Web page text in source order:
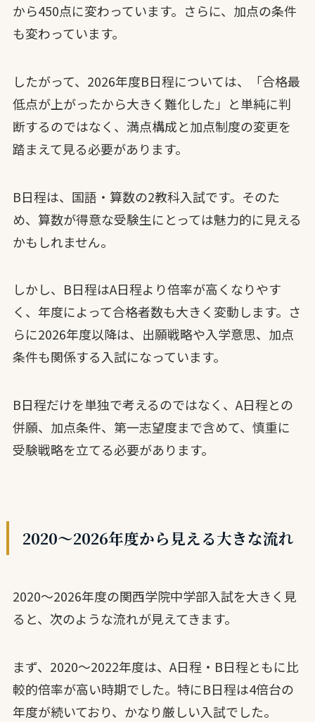
から450点に変わっています。さらに、加点の条件
も変わっています。
したがって、2026年度B日程については、「合格最
低点が上がったから大きく難化した」と単純に判
断するのではなく、満点構成と加点制度の変更を
踏まえて見る必要があります。
B日程は、国語・算数の2教科入試です。そのた
め、算数が得意な受験生にとっては魅力的に見える
かもしれません。
しかし、B日程はA日程より倍率が高くなりやす
く、年度によって合格者数も大きく変動します。さ
らに2026年度以降は、出願戦略や入学意思、加点
条件も関係する入試になっています。
B日程だけを単独で考えるのではなく、A日程との
併願、加点条件、第一志望度まで含めて、慎重に
受験戦略を立てる必要があります。
2020〜2026年度から見える大きな流れ
2020〜2026年度の関西学院中学部入試を大きく見
ると、次のような流れが見えてきます。
まず、2020〜2022年度は、A日程・B日程ともに比
較的倍率が高い時期でした。特にB日程は4倍台の
年度が続いており、かなり厳しい入試でした。